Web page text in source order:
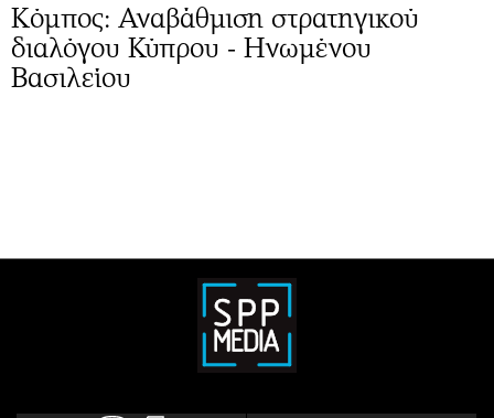
Κόμπος: Αναβάθμιση στρατηγικού
διαλόγου Κύπρου - Ηνωμένου
Βασιλείου